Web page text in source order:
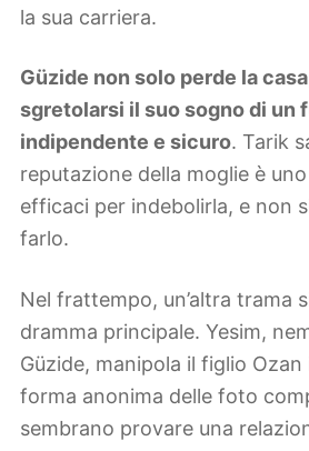
la sua carriera.
Güzide non solo perde la
sgretolarsi il suo sogno di un
indipendente e sicuro. Tarik
reputazione della moglie è
efficaci per indebolirla, e non
farlo.
Nel frattempo, un’altra trama
dramma principale. Yesim,
Güzide, manipola il figlio
forma anonima delle foto
sembrano provare una